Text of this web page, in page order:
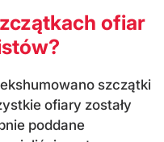
ofiar
szczątki
ofiary zostały
poddane